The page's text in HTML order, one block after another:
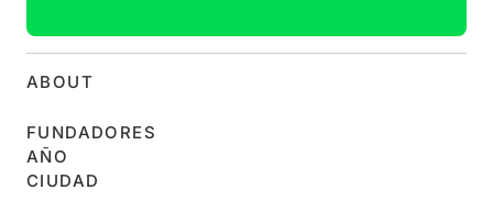
ABOUT
FUNDADORES
AÑO
CIUDAD